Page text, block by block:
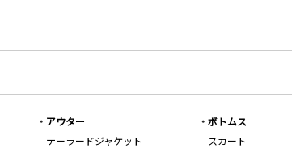
アウター
テーラードジャケット
ボトムス
スカート